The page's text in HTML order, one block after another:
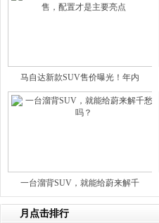
马自达新款SUV售价曝光！年内
一台溜背SUV，就能给蔚来解千
月点击排行